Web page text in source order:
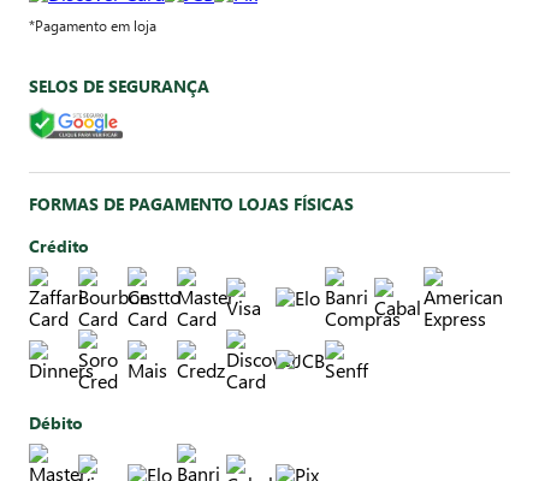
*Pagamento em loja
SELOS DE SEGURANÇA
FORMAS DE PAGAMENTO LOJAS FÍSICAS
Crédito
Débito